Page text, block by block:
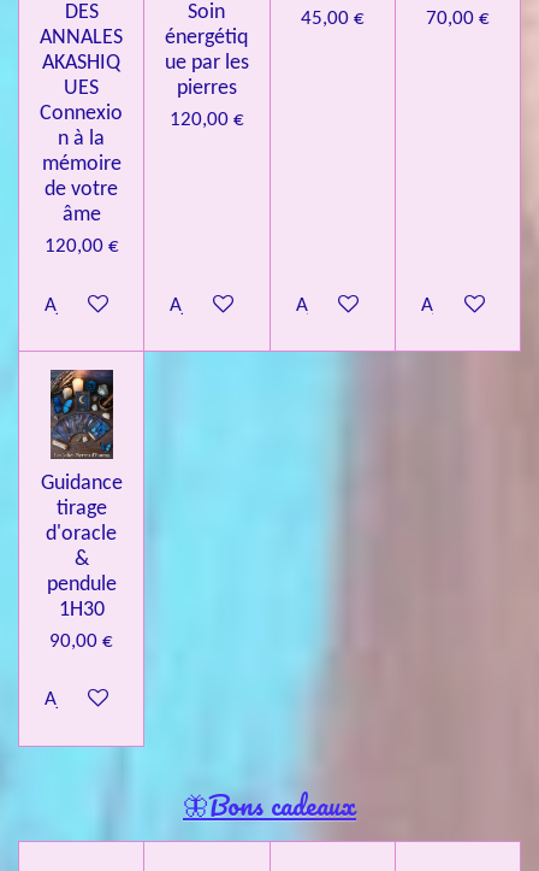
DES
ANNALES
AKASHIQ
UES
Connexio
n à la
mémoire
de votre
âme
120,00 €
Ajouter au panier
Soin
énergétiq
ue par les
pierres
120,00 €
Ajouter au panier
45,00 €
Ajouter au panier
70,00 €
Ajouter au
Guidance
tirage
d'oracle
&
pendule
1H30
90,00 €
Ajouter au panier
🦋Bons cadeaux